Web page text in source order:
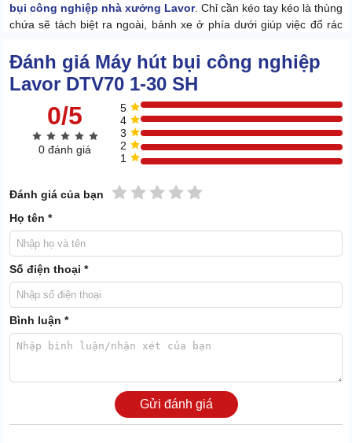
bụi công nghiệp nhà xưởng Lavor. Chỉ cần kéo tay kéo là thùng
chứa sẽ tách biệt ra ngoài, bánh xe ở phía dưới giúp việc đổ rác
1.3 Khay đựng đồ tiện dụng
DTV70 1-30 SH có gắn thêm 1 hộc chứa đồ nhỏ phía trước máy.
Người dùng có thể để các đầu hút hay những vật nhỏ ở đây, giúp
quy trình vệ sinh thêm thuận tiện nhất.
Đánh giá Máy hút bụi công nghiệp
Lavor DTV70 1-30 SH
0/5
0 đánh giá
5
4
3
2
1
Đánh giá của bạn 5 sao
4 sao
3 sao
2 sao
1 sao
Họ tên *
Số điện thoại *
Bình luận *
Gửi đánh giá